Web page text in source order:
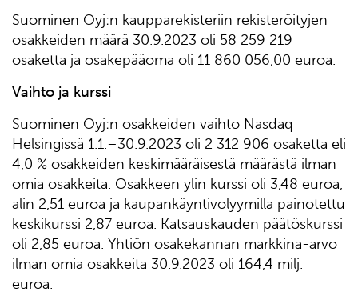
Suominen Oyj:n kaupparekisteriin rekisteröityjen
osakkeiden määrä 30.9.2023 oli 58 259 219
osaketta ja osakepääoma oli 11 860 056,00 euroa.
Vaihto ja kurssi
Suominen Oyj:n osakkeiden vaihto Nasdaq
Helsingissä 1.1.–30.9.2023 oli 2 312 906 osaketta eli
4,0 % osakkeiden keskimääräisestä määrästä ilman
omia osakkeita. Osakkeen ylin kurssi oli 3,48 euroa,
alin 2,51 euroa ja kaupankäyntivolyymilla painotettu
keskikurssi 2,87 euroa. Katsauskauden päätöskurssi
oli 2,85 euroa. Yhtiön osakekannan markkina-arvo
ilman omia osakkeita 30.9.2023 oli 164,4 milj.
euroa.